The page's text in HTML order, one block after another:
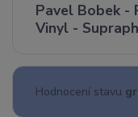
Pavel Bobek
Vinyl -
Hodnocení stavu